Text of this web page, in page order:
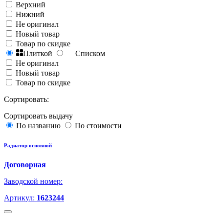
Верхний
Нижний
Не оригинал
Новый товар
Товар по скидке
Плиткой
Списком
Не оригинал
Новый товар
Товар по скидке
Сортировать:
Сортировать выдачу
По названию
По стоимости
Радиатор основной
Договорная
Заводской номер:
Артикул: 1623244